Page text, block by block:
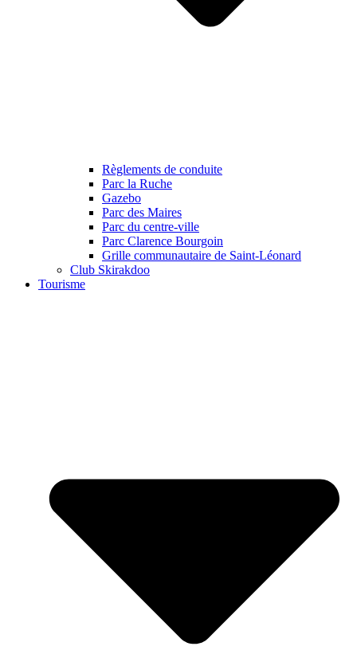
Règlements de conduite
Parc la Ruche
Gazebo
Parc des Maires
Parc du centre-ville
Parc Clarence Bourgoin
Grille communautaire de Saint-Léonard
Club Skirakdoo
Tourisme